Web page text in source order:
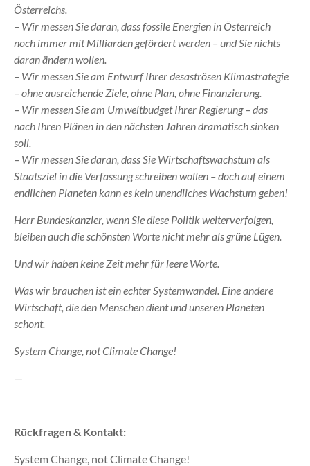
Österreichs.
– Wir messen Sie daran, dass fossile Energien in Österreich
noch immer mit Milliarden gefördert werden – und Sie nichts
daran ändern wollen.
– Wir messen Sie am Entwurf Ihrer desaströsen Klimastrategie
– ohne ausreichende Ziele, ohne Plan, ohne Finanzierung.
– Wir messen Sie am Umweltbudget Ihrer Regierung – das
nach Ihren Plänen in den nächsten Jahren dramatisch sinken
soll.
– Wir messen Sie daran, dass Sie Wirtschaftswachstum als
Staatsziel in die Verfassung schreiben wollen – doch auf einem
endlichen Planeten kann es kein unendliches Wachstum geben!
Herr Bundeskanzler, wenn Sie diese Politik weiterverfolgen,
bleiben auch die schönsten Worte nicht mehr als grüne Lügen.
Und wir haben keine Zeit mehr für leere Worte.
Was wir brauchen ist ein echter Systemwandel. Eine andere
Wirtschaft, die den Menschen dient und unseren Planeten
schont.
System Change, not Climate Change!
—
Rückfragen & Kontakt:
System Change, not Climate Change!